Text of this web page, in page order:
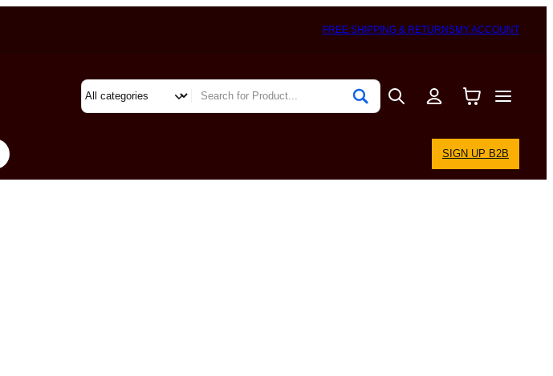
FREE SHIPPING & RETURNSMY ACCOUNT
SIGN UP B2B